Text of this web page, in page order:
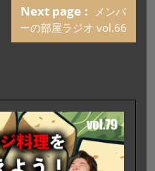
Next page
メンバ
ーの部屋ラジオ vol.66